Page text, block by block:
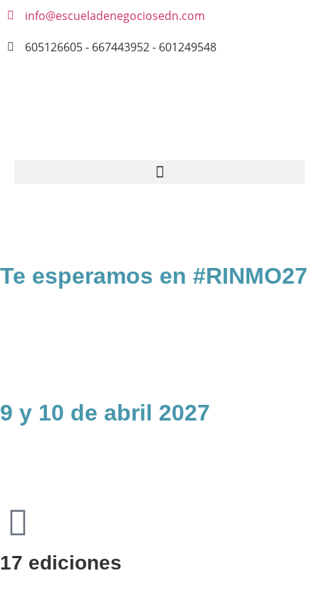
info@escueladenegociosedn.com
605126605 - 667443952 - 601249548
Te esperamos en #RINMO27
9 y 10 de abril 2027
17 ediciones